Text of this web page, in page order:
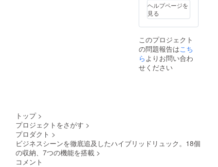
ヘルプページを
見る
このプロジェクト
の問題報告はこち
ら よりお問い合わ
せください
トップ >
プロジェクトをさがす >
プロダクト >
ビジネスシーンを徹底追及したハイブリッドリュック。18個
の収納、7つの機能を搭載 >
コメント